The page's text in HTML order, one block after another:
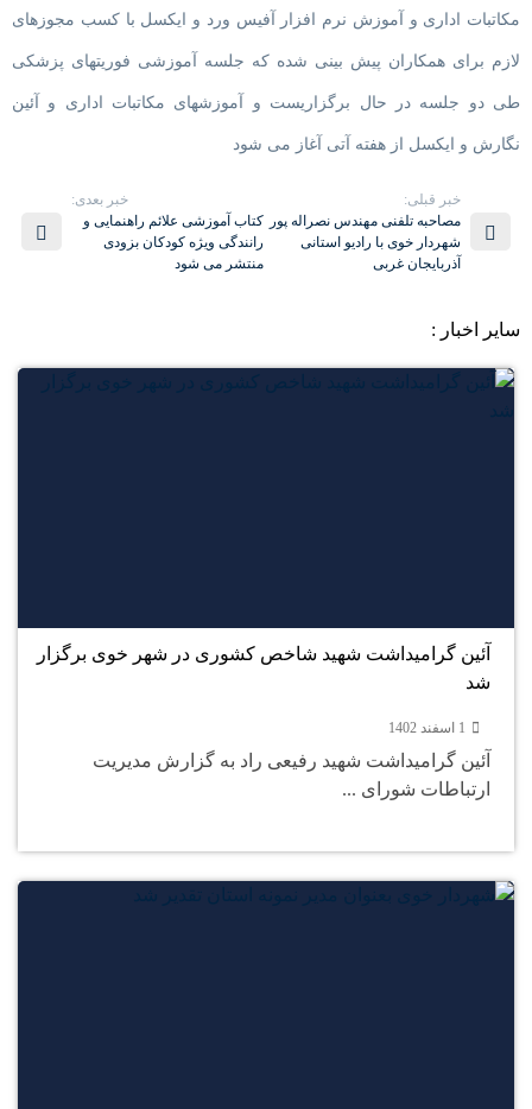
مکاتبات اداری و آموزش نرم افزار آفیس ورد و ایکسل با کسب مجوزهای
لازم برای همکاران پیش بینی شده که جلسه آموزشی فوریتهای پزشکی
طی دو جلسه در حال برگزاریست و آموزشهای مکاتبات اداری و آئین
نگارش و ایکسل از هفته آتی آغاز می شود
خبر قبلی:
مصاحبه تلفنی مهندس نصراله پور
شهردار خوی با رادیو استانی
آذربایجان غربی
خبر بعدی:
کتاب آموزشی علائم راهنمایی و
رانندگی ویژه کودکان بزودی
منتشر می شود
سایر اخبار :
آئین گرامیداشت شهید شاخص کشوری در شهر خوی برگزار
شد
1 اسفند 1402
آئین گرامیداشت شهید رفیعی راد به گزارش مدیریت
ارتباطات شورای ...